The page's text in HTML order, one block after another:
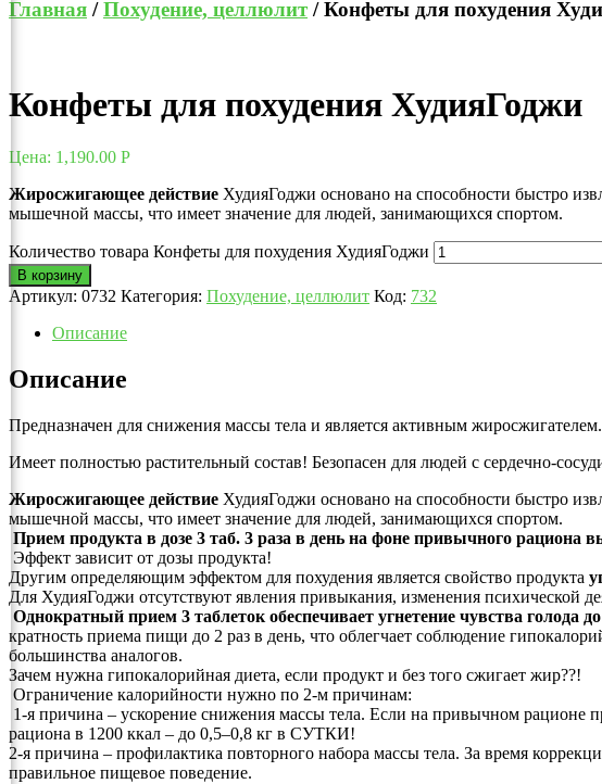
Главная /Похудение, целлюлит / Конфеты для похудения
Конфеты для похудения ХудияГоджи
Цена: 1,190.00 Р
Жиросжигающее действие ХудияГоджи основано на способности быстро
мышечной массы, что имеет значение для людей, занимающихся спортом.
Количество товара Конфеты для похудения ХудияГоджи
В корзину
Артикул: 0732 Категория: Похудение, целлюлит Код: 732
Описание
Описание
Предназначен для снижения массы тела и является активным жиросжигателем.
Имеет полностью растительный состав! Безопасен для людей с сердечно-
Жиросжигающее действие ХудияГоджи основано на способности быстро
мышечной массы, что имеет значение для людей, занимающихся спортом.
Прием продукта в дозе 3 таб. 3 раза в день на фоне привычного рациона
Эффект зависит от дозы продукта!
Другим определяющим эффектом для похудения является свойство продукта
Для ХудияГоджи отсутствуют явления привыкания, изменения психической
Однократный прием 3 таблеток обеспечивает угнетение чувства голода
кратность приема пищи до 2 раз в день, что облегчает соблюдение
большинства аналогов.
Зачем нужна гипокалорийная диета, если продукт и без того сжигает жир??!
Ограничение калорийности нужно по 2-м причинам:
1-я причина – ускорение снижения массы тела. Если на привычном рационе
рациона в 1200 ккал – до 0,5–0,8 кг в СУТКИ!
2-я причина – профилактика повторного набора массы тела. За время
правильное пищевое поведение.